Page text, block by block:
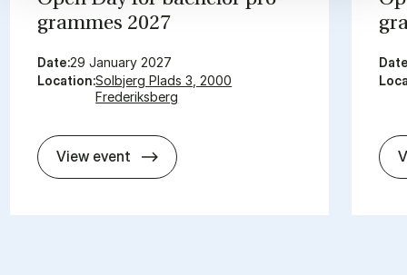
grammes 2027
Date:29 January 2027
Location:Solbjerg Plads 3, 2000
Frederiksberg
View event Open Day for bach­el­or pro­grammes